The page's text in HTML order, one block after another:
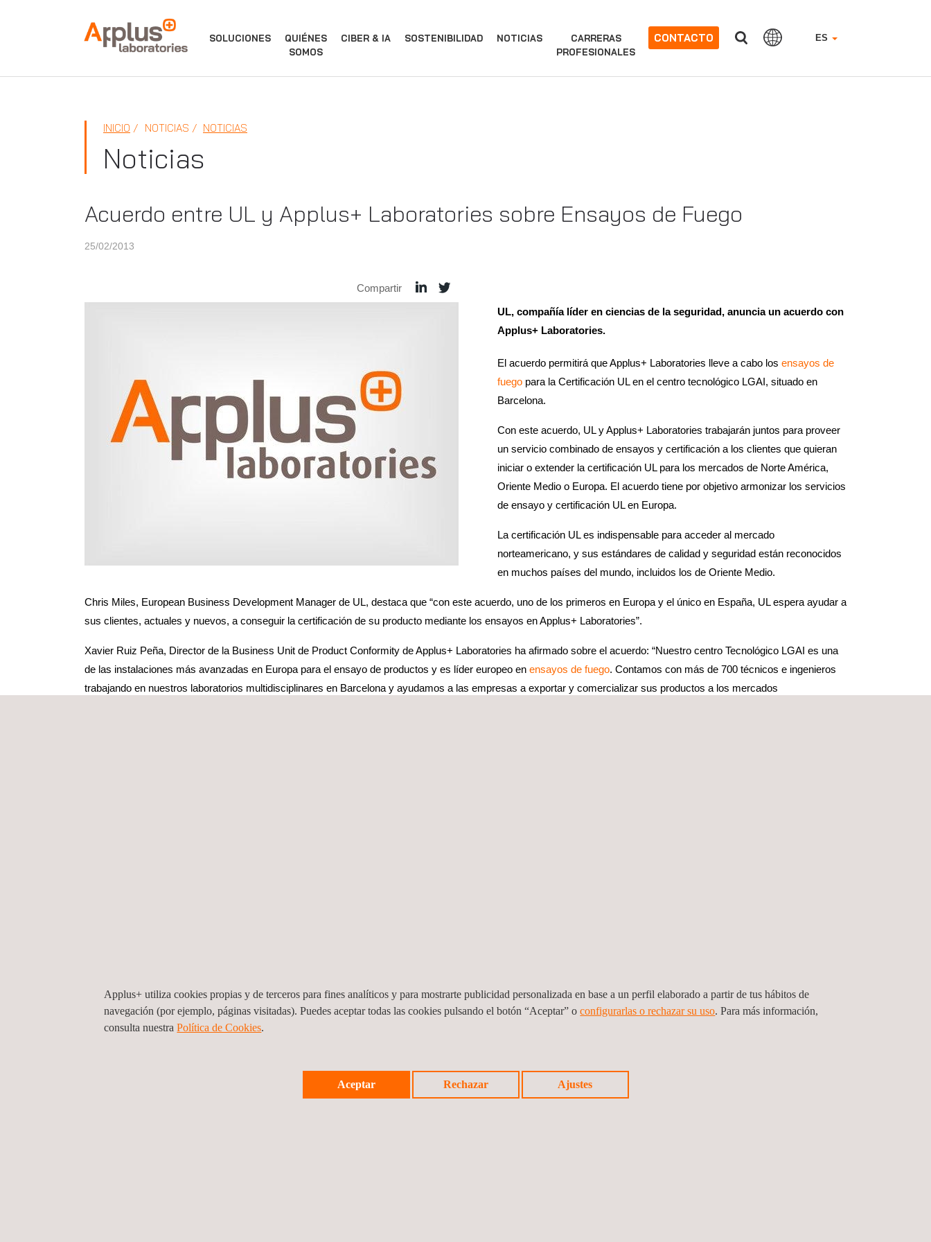
APPLUS+ ES
SOLUCIONES
QUIÉNES
SOMOS
CIBER & IA SOSTENIBILIDAD NOTICIAS
CARRERAS
PROFESIONALES
CONTACTO
INICIO NOTICIAS NOTICIAS
Noticias
Acuerdo entre UL y Applus+ Laboratories sobre Ensayos de Fuego
25/02/2013
Compartir
UL, compañía líder en ciencias de la seguridad, anuncia un acuerdo con
Applus+ Laboratories.
El acuerdo permitirá que Applus+ Laboratories lleve a cabo los ensayos de
fuego para la Certificación UL en el centro tecnológico LGAI, situado en
Barcelona.
Con este acuerdo, UL y Applus+ Laboratories trabajarán juntos para proveer
un servicio combinado de ensayos y certificación a los clientes que quieran
iniciar o extender la certificación UL para los mercados de Norte América,
Oriente Medio o Europa. El acuerdo tiene por objetivo armonizar los servicios
de ensayo y certificación UL en Europa.
La certificación UL es indispensable para acceder al mercado
norteamericano, y sus estándares de calidad y seguridad están reconocidos
en muchos países del mundo, incluidos los de Oriente Medio.
Chris Miles, European Business Development Manager de UL, destaca que “con este acuerdo, uno de los primeros en Europa y el único en España, UL espera ayudar a
sus clientes, actuales y nuevos, a conseguir la certificación de su producto mediante los ensayos en Applus+ Laboratories”.
Xavier Ruiz Peña, Director de la Business Unit de Product Conformity de Applus+ Laboratories ha afirmado sobre el acuerdo: “Nuestro centro Tecnológico LGAI es una
de las instalaciones más avanzadas en Europa para el ensayo de productos y es líder europeo en ensayos de fuego. Contamos con más de 700 técnicos e ingenieros
trabajando en nuestros laboratorios multidisciplinares en Barcelona y ayudamos a las empresas a exportar y comercializar sus productos a los mercados
Applus+ utiliza cookies propias y de terceros para fines analíticos y para mostrarte publicidad personalizada en base a un perfil elaborado a partir de tus hábitos de
navegación (por ejemplo, páginas visitadas). Puedes aceptar todas las cookies pulsando el botón “Aceptar” oconfigurarlas o rechazar su uso. Para más información,
consulta nuestraPolítica de Cookies. ​
Aceptar Rechazar Ajustes